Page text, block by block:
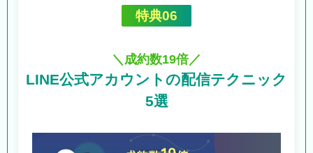
特典06
＼成約数19倍／
LINE公式アカウントの配信テクニック
5選